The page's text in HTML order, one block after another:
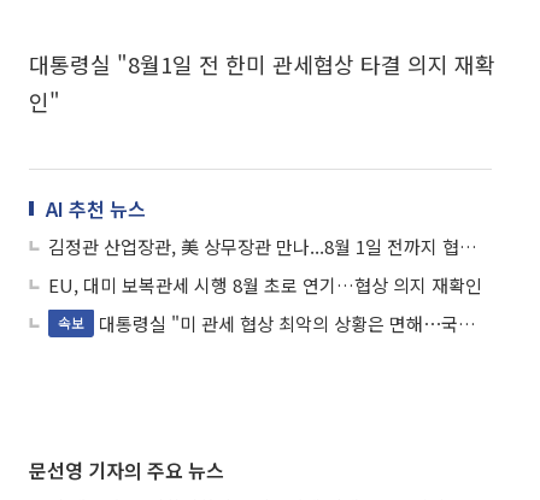
대통령실 "8월1일 전 한미 관세협상 타결 의지 재확
인"
AI 추천 뉴스
김정관 산업장관, 美 상무장관 만나...8월 1일 전까지 협상 타결 의지 재확인
EU, 대미 보복관세 시행 8월 초로 연기…협상 의지 재확인
속보 대통령실 "미 관세 협상 최악의 상황은 면해⋯국익 최우선"
문선영 기자의 주요 뉴스